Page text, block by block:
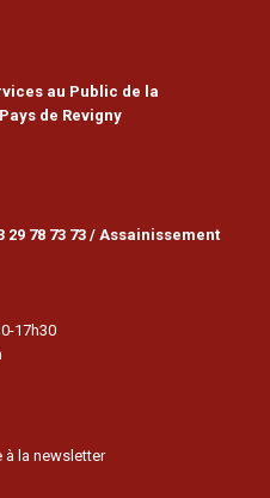
au Public de la
de Revigny
78 73 73 / Assainissement
17h30
à la newsletter